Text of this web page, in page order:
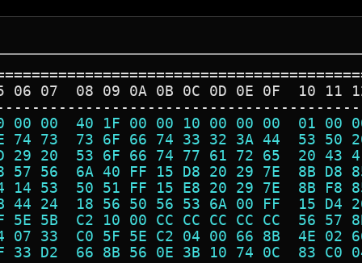
06 07  08 09 0A 0B 0C 0D 0E 0F  10 11
00 00  40 1F 00 00 10 00 00 00  01
74 73  73 6F 66 74 33 32 3A 44  53
29 20  53 6F 66 74 77 61 72 65  20
57 56  6A 40 FF 15 D8 20 29 7E  8B
14 53  50 51 FF 15 E8 20 29 7E  8B
44 24  18 56 50 56 53 6A 00 FF  15
5E 5B  C2 10 00 CC CC CC CC CC  56
07 33  C0 5F 5E C2 04 00 66 8B  4E
33 D2  66 8B 56 0E 3B 10 74 0C  83